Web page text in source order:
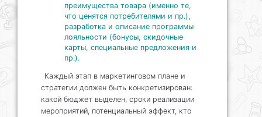
преимущества товара (именно те,
что ценятся потребителями и пр.),
разработка и описание программы
лояльности (бонусы, скидочные
карты, специальные предложения и
пр.).
Каждый этап в маркетинговом плане и
стратегии должен быть конкретизирован:
какой бюджет выделен, сроки реализации
мероприятий, потенциальный эффект, кто